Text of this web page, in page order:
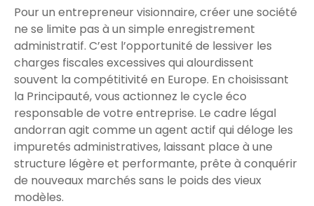
Pour un entrepreneur visionnaire, créer une société
ne se limite pas à un simple enregistrement
administratif. C’est l’opportunité de lessiver les
charges fiscales excessives qui alourdissent
souvent la compétitivité en Europe. En choisissant
la Principauté, vous actionnez le cycle éco
responsable de votre entreprise. Le cadre légal
andorran agit comme un agent actif qui déloge les
impuretés administratives, laissant place à une
structure légère et performante, prête à conquérir
de nouveaux marchés sans le poids des vieux
modèles.